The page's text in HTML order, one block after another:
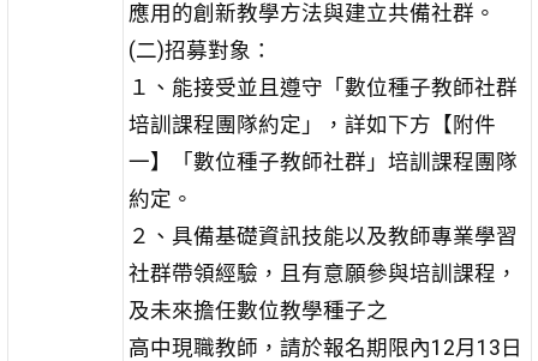
應用的創新教學方法與建立共備社群。
(二)招募對象：
１、能接受並且遵守「數位種子教師社群
培訓課程團隊約定」，詳如下方【附件
一】「數位種子教師社群」培訓課程團隊
約定。
２、具備基礎資訊技能以及教師專業學習
社群帶領經驗，且有意願參與培訓課程，
及未來擔任數位教學種子之
高中現職教師，請於報名期限內12月13日